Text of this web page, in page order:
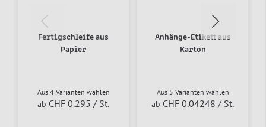
Fertigschleife aus
Papier
Aus 4 Varianten wählen
ab CHF 0.295 / St.
Anhänge-Etikett aus
Karton
Aus 5 Varianten wählen
ab CHF 0.04248 / St.